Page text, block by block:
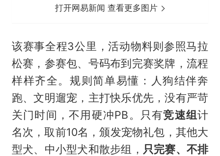
打开网易新闻 查看更多图片
该赛事全程3公里，活动物料则参照马拉
松赛，参赛包、号码布到完赛奖牌，流程
样样齐全。规则简单易懂：人狗结伴奔
跑、文明遛宠，主打快乐优先，没有严苛
关门时间，不用硬冲PB。只有竞速组计
名次，取前10名，颁发宠物礼包，其他大
型犬、中小型犬和散步组， 只完赛、不排